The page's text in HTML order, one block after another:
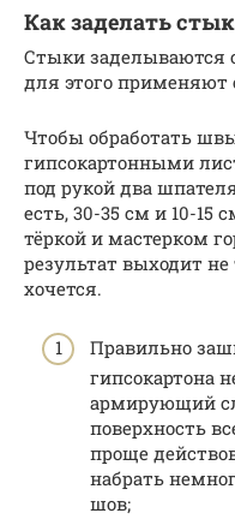
Как заделать
Стыки заделываются
для этого применяют
Чтобы обработать
гипсокартонными
под рукой два
есть, 30-35 см и 10-
тёркой и мастерком
результат выходит
хочется.
Правильно
гипсокартона
армирующий
поверхность
проще
набрать
шов;